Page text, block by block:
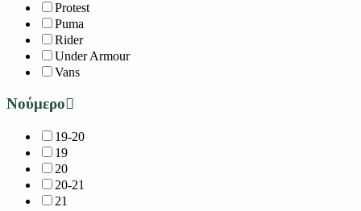
Protest
Puma
Rider
Under Armour
Vans
Νούμερο
19-20
19
20
20-21
21